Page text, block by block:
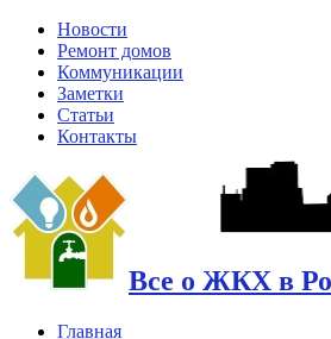
Новости
Ремонт домов
Коммуникации
Заметки
Статьи
Контакты
Все о ЖКХ в
Главная